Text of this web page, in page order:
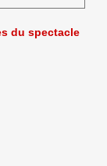
du spectacle